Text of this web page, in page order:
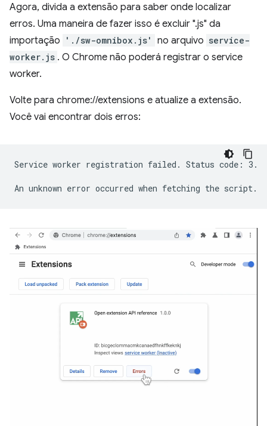
Agora, divida a extensão para saber onde localizar
erros. Uma maneira de fazer isso é excluir ".js" da
importação
'./sw-omnibox.js' no arquivo service-
worker.js . O Chrome não poderá registrar o service
worker.
Volte para chrome://extensions e atualize a extensão.
Você vai encontrar dois erros:
Service worker registration failed. Status code: 3.